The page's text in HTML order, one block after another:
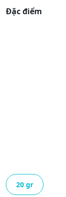
Đặc điểm
20 gr